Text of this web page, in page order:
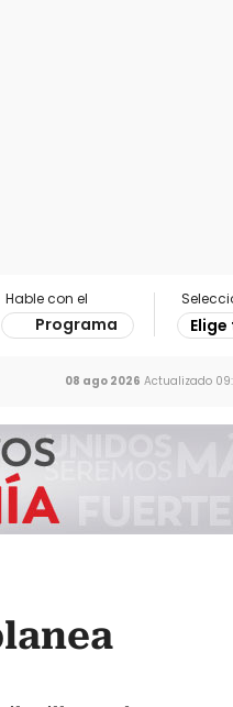
Hable con el
Programa
08 ago 2026 Actualizado